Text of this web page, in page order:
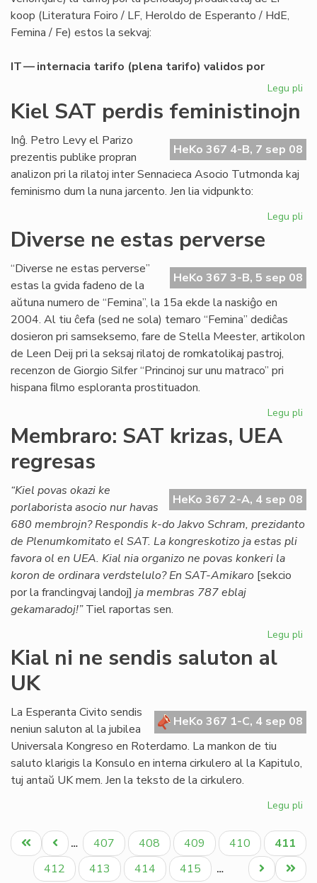
koop (Literatura Foiro / LF, Heroldo de Esperanto / HdE,
Femina / Fe) estos la sekvaj:
IT — internacia tarifo (plena tarifo) validos por
Legu pli
por
Kiel SAT perdis feministinojn
HeKo 367 4-B, 7 sep 08
Inĝ. Petro Levy el Parizo
prezentis publike propran
analizon pri la rilatoj inter Sennacieca Asocio Tutmonda kaj
feminismo dum la nuna jarcento. Jen lia vidpunkto:
Legu pli
Diverse ne estas perverse
HeKo 367 3-B, 5 sep 08
“Diverse ne estas perverse”
estas la gvida fadeno de la
aŭtuna numero de “Femina”, la 15a ekde la naskiĝo en
2004. Al tiu ĉefa (sed ne sola) temaro “Femina” dediĉas
dosieron pri samseksemo, fare de Stella Meester, artikolon
de Leen Deij pri la seksaj rilatoj de romkatolikaj pastroj,
recenzon de Giorgio Silfer “Princinoj sur unu matraco” pri
hispana ﬁlmo esploranta prostituadon.
Legu pli
Membraro: SAT krizas, UEA
regresas
HeKo 367 2-A, 4 sep 08
“Kiel povas okazi ke
porlaborista asocio nur havas
680 membrojn? Respondis k-do Jakvo Schram, prezidanto
de Plenumkomitato el SAT. La kongreskotizo ja estas pli
favora ol en UEA. Kial nia organizo ne povas konkeri la
koron de ordinara verdstelulo? En SAT-Amikaro [sekcio
por la franclingvaj landoj] ja membras 787 eblaj
gekamaradoj!”Tiel raportas sen.
Legu pli
Kial ni ne sendis saluton al
UK
HeKo 367 1-C, 4 sep 08
La Esperanta Civito sendis
neniun saluton al la jubilea
Universala Kongreso en Roterdamo. La mankon de tiu
saluto klarigis la Konsulo en interna cirkulero al la Kapitulo,
tuj antaŭ UK mem. Jen la teksto de la cirkulero.
Legu pli
ni
ne
Pagination
Unua
paĝo
Antaŭa
paĝo
… Paĝo
407 Paĝo
408 Paĝo
409 Paĝo
410
Aktuala
paĝo
411
Paĝo
412 Paĝo
413 Paĝo
414 Paĝo
415 …
Last
Next